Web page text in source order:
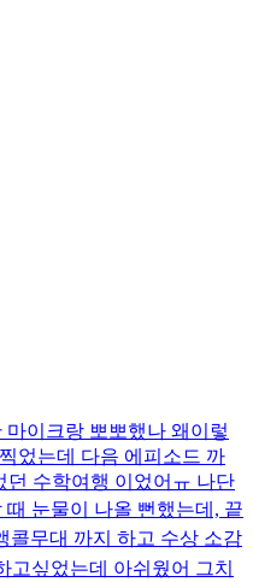
마이크랑 뽀뽀했나 왜이렇
었는데 다음 에피소드 까
수학여행 이었어ㅠ 나단
눈물이 나올 뻔했는데, 끝
콜무대 까지 하고 수상 소감
싶었는데 아쉬웠어 그치